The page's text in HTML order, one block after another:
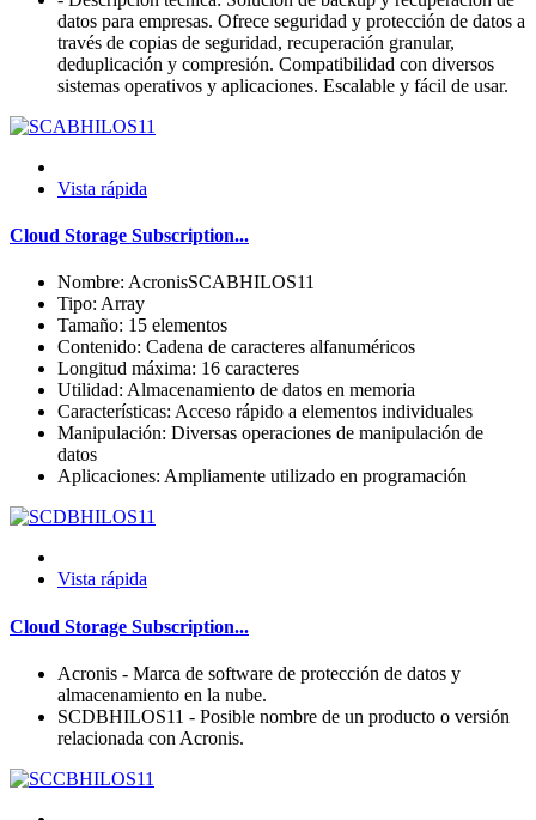
datos para empresas. Ofrece seguridad y protección de datos a
través de copias de seguridad, recuperación granular,
deduplicación y compresión. Compatibilidad con diversos
sistemas operativos y aplicaciones. Escalable y fácil de usar.
Vista rápida
Cloud Storage Subscription...
Nombre: AcronisSCABHILOS11
Tipo: Array
Tamaño: 15 elementos
Contenido: Cadena de caracteres alfanuméricos
Longitud máxima: 16 caracteres
Utilidad: Almacenamiento de datos en memoria
Características: Acceso rápido a elementos individuales
Manipulación: Diversas operaciones de manipulación de
datos
Aplicaciones: Ampliamente utilizado en programación
Vista rápida
Cloud Storage Subscription...
Acronis - Marca de software de protección de datos y
almacenamiento en la nube.
SCDBHILOS11 - Posible nombre de un producto o versión
relacionada con Acronis.